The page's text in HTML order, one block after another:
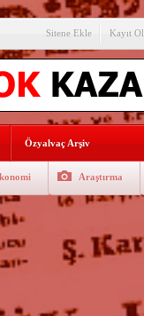
Sitene Ekle Kayıt Ol
Özyalvaç Arşiv
Araştırma